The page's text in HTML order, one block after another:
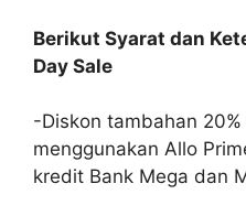
Berikut Syarat dan
Day Sale
-Diskon tambahan
menggunakan Allo
kredit Bank Mega dan